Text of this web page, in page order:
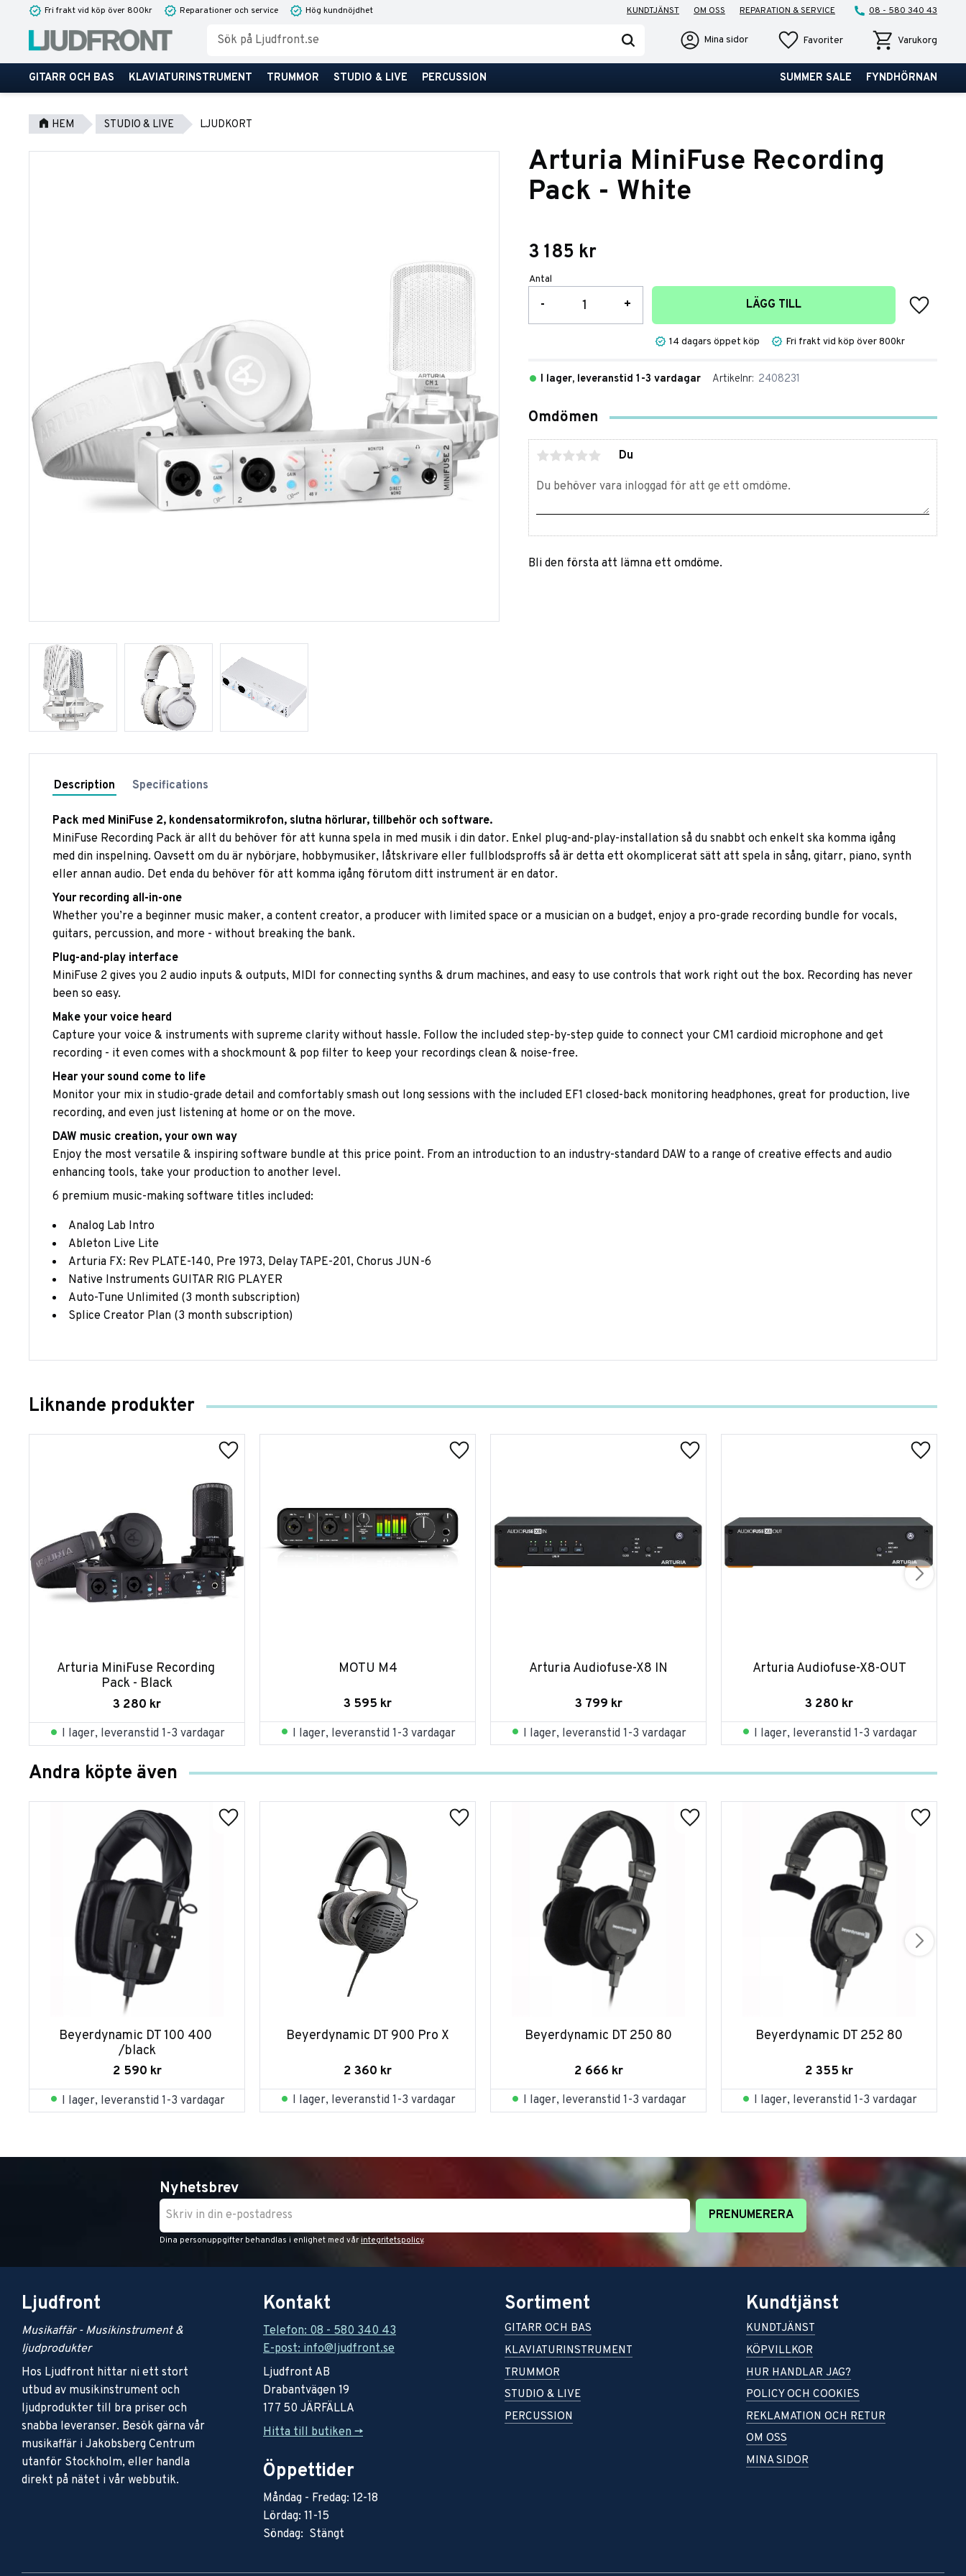
Fri frakt vid köp över 800kr Reparationer och service Hög kundnöjdhet KUNDTJÄNST OM OSS REPARATION & SERVICE 08 - 580 340 43
Mina sidor FavoriterFavoriter KundvagnVarukorg
GITARR OCH BAS KLAVIATURINSTRUMENT TRUMMOR STUDIO & LIVE PERCUSSION SUMMER SALE FYNDHÖRNAN
HEM STUDIO & LIVE LJUDKORT
Arturia MiniFuse Recording
Pack - White
3 185 kr
Antal
+
- LÄGG TILL
Lägg till
14 dagars öppet köp Fri frakt vid köp över 800kr
I lager, leveranstid 1-3 vardagar Artikelnr 2408231
Omdömen
Du
Bli den första att lämna ett omdöme.
Description Specifications
Pack med MiniFuse 2, kondensatormikrofon, slutna hörlurar, tillbehör och software.
MiniFuse Recording Pack är allt du behöver för att kunna spela in med musik i din dator. Enkel plug-and-play-installation så du snabbt och enkelt ska komma igång
med din inspelning. Oavsett om du är nybörjare, hobbymusiker, låtskrivare eller fullblodsproffs så är detta ett okomplicerat sätt att spela in sång, gitarr, piano, synth
eller annan audio. Det enda du behöver för att komma igång förutom ditt instrument är en dator.
Your recording all-in-one
Whether you’re a beginner music maker, a content creator, a producer with limited space or a musician on a budget, enjoy a pro-grade recording bundle for vocals,
guitars, percussion, and more - without breaking the bank.
Plug-and-play interface
MiniFuse 2 gives you 2 audio inputs & outputs, MIDI for connecting synths & drum machines, and easy to use controls that work right out the box. Recording has never
been so easy.
Make your voice heard
Capture your voice & instruments with supreme clarity without hassle. Follow the included step-by-step guide to connect your CM1 cardioid microphone and get
recording - it even comes with a shockmount & pop filter to keep your recordings clean & noise-free.
Hear your sound come to life
Monitor your mix in studio-grade detail and comfortably smash out long sessions with the included EF1 closed-back monitoring headphones, great for production, live
recording, and even just listening at home or on the move.
DAW music creation, your own way
Enjoy the most versatile & inspiring software bundle at this price point. From an introduction to an industry-standard DAW to a range of creative effects and audio
enhancing tools, take your production to another level.
6 premium music-making software titles included:
Analog Lab Intro
Ableton Live Lite
Arturia FX: Rev PLATE-140, Pre 1973, Delay TAPE-201, Chorus JUN-6
Native Instruments GUITAR RIG PLAYER
Auto-Tune Unlimited (3 month subscription)
Splice Creator Plan (3 month subscription)
Liknande produkter
Arturia MiniFuse Recording
Pack - Black
3 280 kr
I lager, leveranstid 1-3 vardagar
MOTU M4
3 595 kr
I lager, leveranstid 1-3 vardagar
Arturia Audiofuse-X8 IN
3 799 kr
I lager, leveranstid 1-3 vardagar
Arturia Audiofuse-X8-OUT
3 280 kr
I lager, leveranstid 1-3 vardagar
Andra köpte även
Beyerdynamic DT 100 400
/black
2 590 kr
I lager, leveranstid 1-3 vardagar
Beyerdynamic DT 900 Pro X
2 360 kr
I lager, leveranstid 1-3 vardagar
Beyerdynamic DT 250 80
2 666 kr
I lager, leveranstid 1-3 vardagar
Beyerdynamic DT 252 80
2 355 kr
I lager, leveranstid 1-3 vardagar
Nyhetsbrev
PRENUMERERA
Dina personuppgifter behandlas i enlighet med vår integritetspolicy.
Ljudfront
Musikaffär - Musikinstrument &
ljudprodukter
Hos Ljudfront hittar ni ett stort
utbud av musikinstrument och
ljudprodukter till bra priser och
snabba leveranser. Besök gärna vår
musikaffär i Jakobsberg Centrum
utanför Stockholm, eller handla
direkt på nätet i vår webbutik.
Kontakt
Telefon: 08 - 580 340 43
E-post: info@ljudfront.se
Ljudfront AB
Drabantvägen 19
177 50 JÄRFÄLLA
Hitta till butiken ->
Öppettider
Måndag - Fredag: 12-18
Lördag: 11-15
Söndag: Stängt
Sortiment
GITARR OCH BAS
KLAVIATURINSTRUMENT
TRUMMOR
STUDIO & LIVE
PERCUSSION
Kundtjänst
KUNDTJÄNST
KÖPVILLKOR
HUR HANDLAR JAG?
POLICY OCH COOKIES
REKLAMATION OCH RETUR
OM OSS
MINA SIDOR